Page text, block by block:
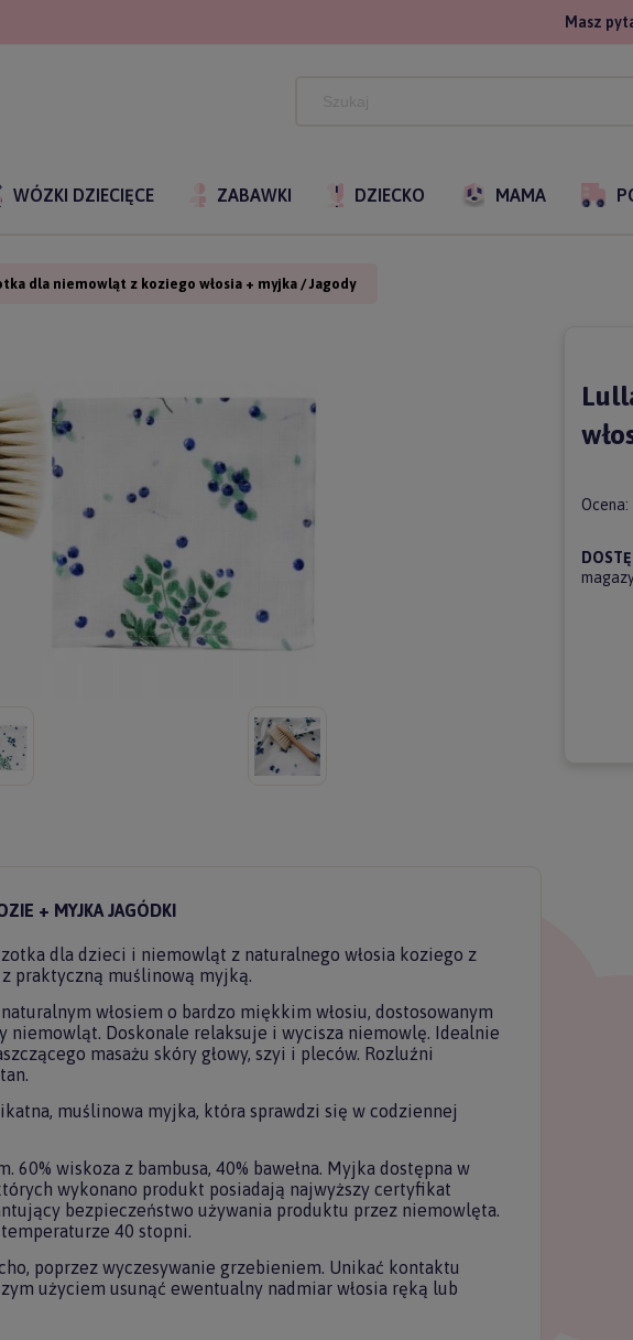
Masz
WÓZKI DZIECIĘCE ZABAWKI DZIECKO MAMA
dla niemowląt z koziego włosia + myjka / Jagody
+ MYJKA JAGÓDKI
dla dzieci i niemowląt z naturalnego włosia koziego z
praktyczną muślinową myjką.
włosiem o bardzo miękkim włosiu, dostosowanym
Doskonale relaksuje i wycisza niemowlę. Idealnie
masażu skóry głowy, szyi i pleców. Rozluźni
muślinowa myjka, która sprawdzi się w codziennej
60% wiskoza z bambusa, 40% bawełna. Myjka dostępna w
wykonano produkt posiadają najwyższy certyfikat
bezpieczeństwo używania produktu przez niemowlęta.
40 stopni.
poprzez wyczesywanie grzebieniem. Unikać kontaktu
użyciem usunąć ewentualny nadmiar włosia ręką lub
Ocena:
Dołącz do
newslettera Forkids
Zasubskrybuj nasz newsletter
i otrzymaj5% rabatu na pierwszy
zakup.